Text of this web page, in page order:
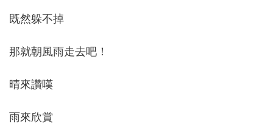
既然躲不掉
那就朝風雨走去吧！
晴來讚嘆
雨來欣賞